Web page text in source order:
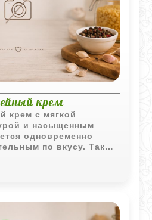
крем
крем с мягкой
и насыщенным
одновременно
по вкусу. Такой
сочетается с
кофе.